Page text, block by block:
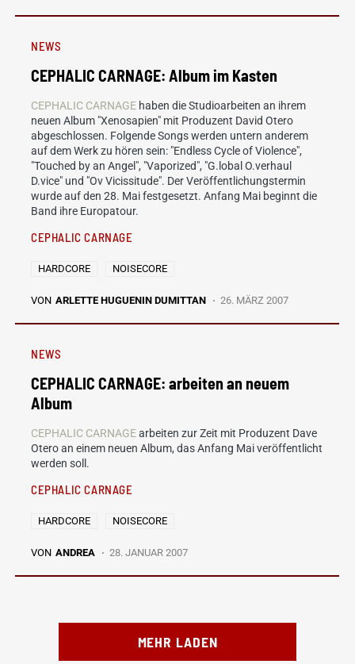
NEWS
CEPHALIC CARNAGE: Album im Kasten
CEPHALIC CARNAGE haben die Studioarbeiten an ihrem
neuen Album "Xenosapien" mit Produzent David Otero
abgeschlossen. Folgende Songs werden untern anderem
auf dem Werk zu hören sein: "Endless Cycle of Violence",
"Touched by an Angel", "Vaporized", "G.lobal O.verhaul
D.vice" und "Ov Vicissitude". Der Veröffentlichungstermin
wurde auf den 28. Mai festgesetzt. Anfang Mai beginnt die
Band ihre Europatour.
CEPHALIC CARNAGE
HARDCORE NOISECORE
VON ARLETTE HUGUENIN DUMITTAN 26. MÄRZ 2007
NEWS
CEPHALIC CARNAGE: arbeiten an neuem
Album
CEPHALIC CARNAGEarbeiten zur Zeit mit Produzent Dave
Otero an einem neuen Album, das Anfang Mai veröffentlicht
werden soll.
CEPHALIC CARNAGE
HARDCORE NOISECORE
VON ANDREA 28. JANUAR 2007
MEHR LADEN